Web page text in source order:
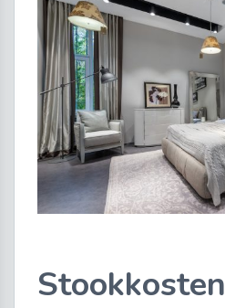
Stookkosten